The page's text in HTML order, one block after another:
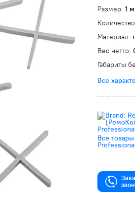
Размер: 1
Материал:
Вес нетто:
Габариты
Все
Все